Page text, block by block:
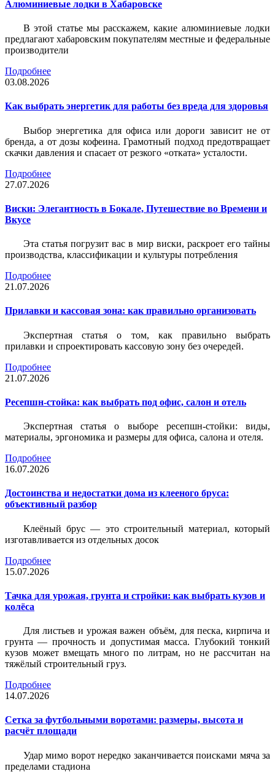
Алюминиевые лодки в Хабаровске
В этой статье мы расскажем, какие алюминиевые лодки
предлагают хабаровским покупателям местные и федеральные
производители
Подробнее
03.08.2026
Как выбрать энергетик для работы без вреда для здоровья
Выбор энергетика для офиса или дороги зависит не от
бренда, а от дозы кофеина. Грамотный подход предотвращает
скачки давления и спасает от резкого «отката» усталости.
Подробнее
27.07.2026
Виски: Элегантность в Бокале, Путешествие во Времени и
Вкусе
Эта статья погрузит вас в мир виски, раскроет его тайны
производства, классификации и культуры потребления
Подробнее
21.07.2026
Прилавки и кассовая зона: как правильно организовать
Экспертная статья о том, как правильно выбрать
прилавки и спроектировать кассовую зону без очередей.
Подробнее
21.07.2026
Ресепшн-стойка: как выбрать под офис, салон и отель
Экспертная статья о выборе ресепшн-стойки: виды,
материалы, эргономика и размеры для офиса, салона и отеля.
Подробнее
16.07.2026
Достоинства и недостатки дома из клееного бруса:
объективный разбор
Клеёный брус — это строительный материал, который
изготавливается из отдельных досок
Подробнее
15.07.2026
Тачка для урожая, грунта и стройки: как выбрать кузов и
колёса
Для листьев и урожая важен объём, для песка, кирпича и
грунта — прочность и допустимая масса. Глубокий тонкий
кузов может вмещать много по литрам, но не рассчитан на
тяжёлый строительный груз.
Подробнее
14.07.2026
Сетка за футбольными воротами: размеры, высота и
расчёт площади
Удар мимо ворот нередко заканчивается поисками мяча за
пределами стадиона